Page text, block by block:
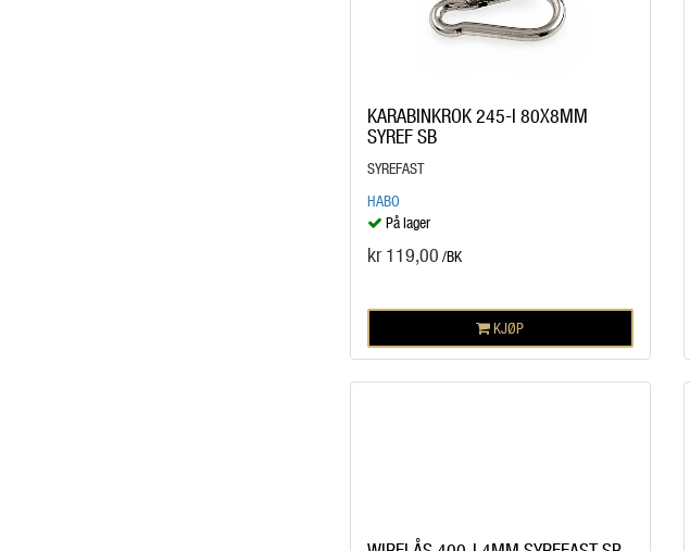
KARABINKROK 245-I 80X8MM
SYREF SB
SYREFAST
HABO
På lager
kr 119,00 /BK
KJØP